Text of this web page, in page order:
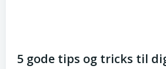
5 gode tips og tricks til